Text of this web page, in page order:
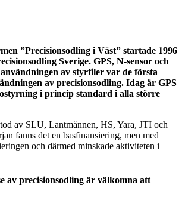
”Precisionsodling i Väst” startade 1996
Sverige. GPS, N-sensor och
av styrfiler var de första
av precisionsodling. Idag är GPS
i princip standard i alla större
av SLU, Lantmännen, HS, Yara, JTI och
fanns det en basfinansiering, men med
och därmed minskade aktiviteten i
av precisionsodling är välkomna att